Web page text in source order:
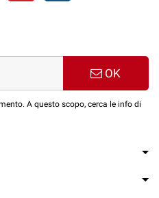
OK
A questo scopo, cerca le info di